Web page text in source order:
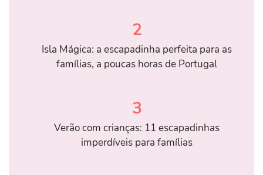
2
Isla Mágica: a escapadinha perfeita para as
famílias, a poucas horas de Portugal
3
Verão com crianças: 11 escapadinhas
imperdíveis para famílias